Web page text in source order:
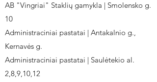
AB "Vingriai" Staklių gamykla | Smolensko g.
10
Administraciniai pastatai | Antakalnio g.,
Kernavės g.
Administraciniai pastatai | Saulėtekio al.
2,8,9,10,12